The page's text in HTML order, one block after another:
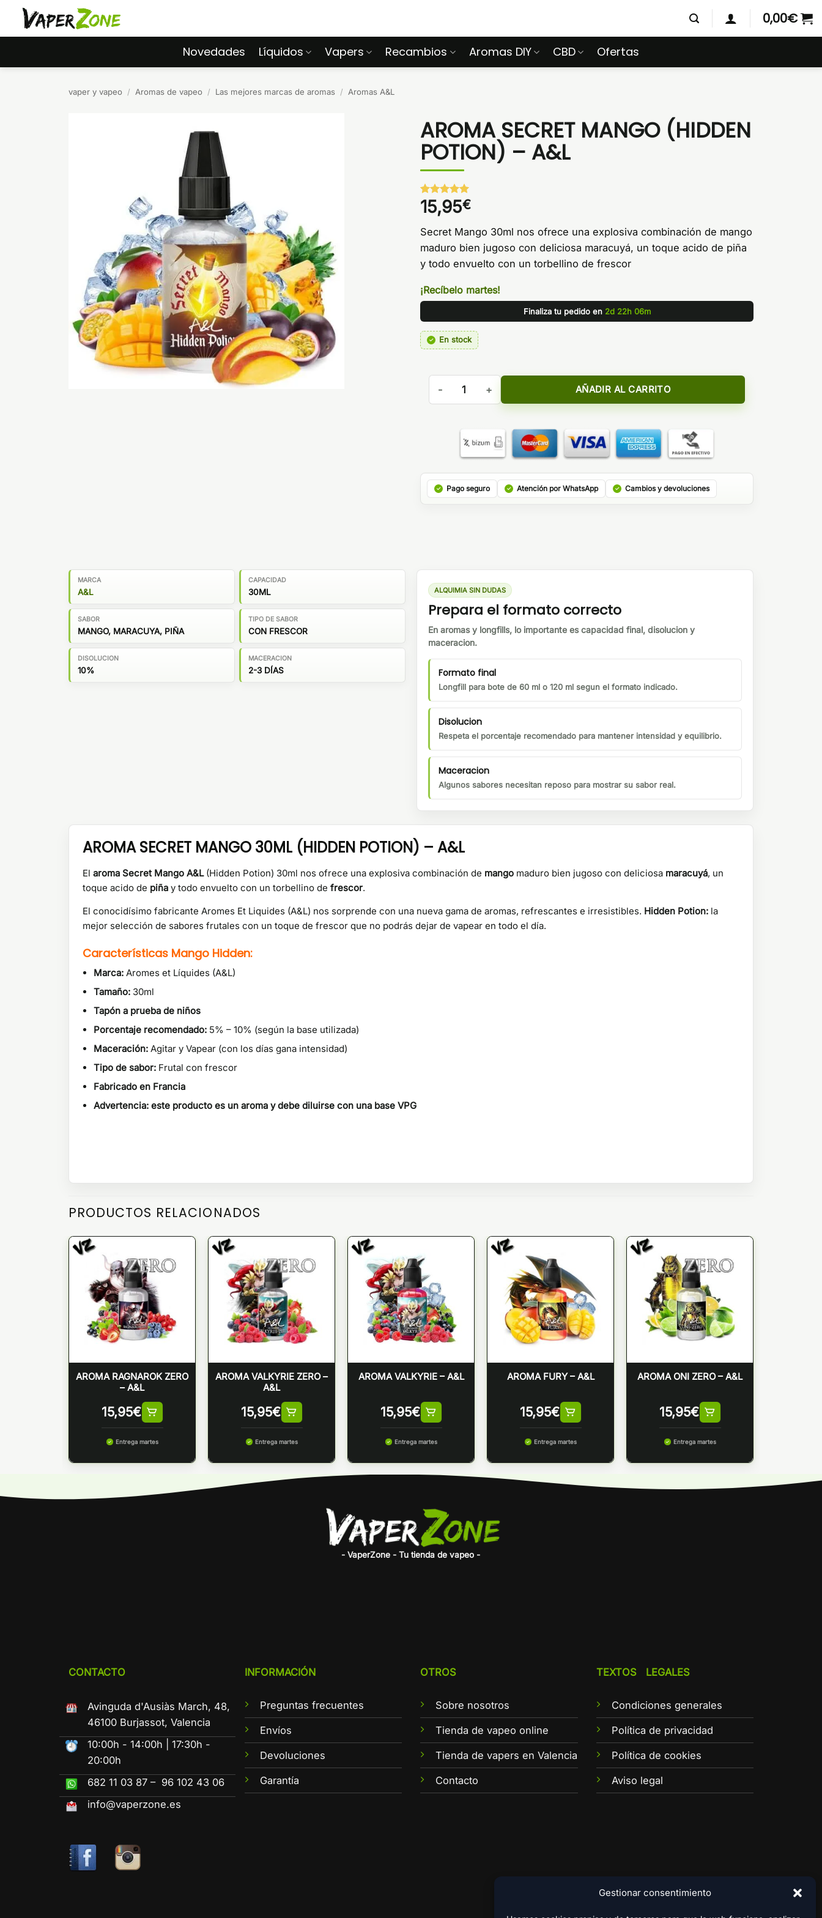
Gestionar consentimiento
Saltar
contenido
0,00€
Novedades Líquidos Vapers Recambios Aromas DIY CBD Ofertas
vaper y vapeo / Aromas de vapeo / Las mejores marcas de aromas / Aromas A&L
AROMA SECRET MANGO (HIDDEN
POTION) – A&L
Valorado
con5de 5
1
valoración
de un
cliente
15,95€
Secret Mango 30ml nos ofrece una explosiva combinación de mango
maduro bien jugoso con deliciosa maracuyá, un toque acido de piña
y todo envuelto con un torbellino de frescor
¡Recíbelo martes!
Finaliza tu pedido en 2d 22h 06m
En stock
AROMA SECRET MANGO (HIDDEN POTION) - A&L cantidad
AÑADIR AL CARRITO
Pago seguro Atención por WhatsApp Cambios y devoluciones
MARCA
A&L
CAPACIDAD
30ML
SABOR
MANGO, MARACUYA, PIÑA
TIPO DE SABOR
CON FRESCOR
DISOLUCION
10%
MACERACION
2-3 DÍAS
ALQUIMIA SIN DUDAS
Prepara el formato correcto
En aromas y longfills, lo importante es capacidad final, disolucion y
maceracion.
Formato final
Longfill para bote de 60 ml o 120 ml segun el formato indicado.
Disolucion
Respeta el porcentaje recomendado para mantener intensidad y equilibrio.
Maceracion
Algunos sabores necesitan reposo para mostrar su sabor real.
AROMA SECRET MANGO 30ML (HIDDEN POTION) – A&L
El aroma Secret Mango A&L(Hidden Potion) 30ml nos ofrece una explosiva combinación de mango maduro bien jugoso con deliciosa maracuyá, un
toque acido de piña y todo envuelto con un torbellino de frescor.
El conocidísimo fabricante Aromes Et Liquides (A&L) nos sorprende con una nueva gama de aromas, refrescantes e irresistibles. Hidden Potion: la
mejor selección de sabores frutales con un toque de frescor que no podrás dejar de vapear en todo el día.
Características Mango Hidden:
Marca: Aromes et Líquides (A&L)
Tamaño: 30ml
Tapón a prueba de niños
Porcentaje recomendado: 5% – 10% (según la base utilizada)
Maceración: Agitar y Vapear (con los días gana intensidad)
Tipo de sabor: Frutal con frescor
Fabricado en Francia
Advertencia: este producto es un aroma y debe diluirse con una base VPG
PRODUCTOS RELACIONADOS
AROMA RAGNAROK ZERO
– A&L
15,95€
Entrega martes
AROMA VALKYRIE ZERO –
A&L
15,95€
Entrega martes
AROMA VALKYRIE – A&L
15,95€
Entrega martes
AROMA FURY – A&L
15,95€
Entrega martes
AROMA ONI ZERO – A&L
15,95€
Entrega martes
- VaperZone - Tu tienda de vapeo -
CONTACTO
Avinguda d'Ausiàs March, 48,
46100 Burjassot, Valencia
10:00h - 14:00h | 17:30h -
20:00h
682 11 03 87 – 96 102 43 06
info@vaperzone.es
INFORMACIÓN
Preguntas frecuentes
Envíos
Devoluciones
Garantía
OTROS
Sobre nosotros
Tienda de vapeo online
Tienda de vapers en Valencia
Contacto
TEXTOS LEGALES
Condiciones generales
Política de privacidad
Política de cookies
Aviso legal